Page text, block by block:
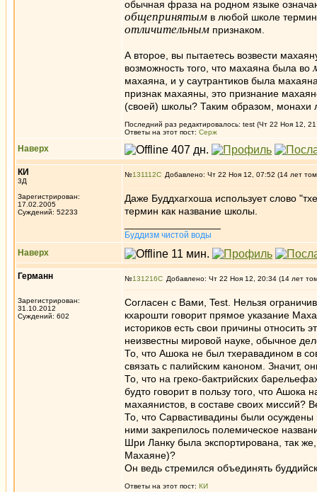
обычная фраза на родном языке
общепринятым в любой школе
отличительным признаком.
А второе, вы пытаетесь возвести
возможность того, что махаяна была во
махаяна, и у саутрантиков была
признак махаяны, это признание
(своей) школы? Таким образом, монахи
Последний раз редактировалось: test (Чт 22 Ноя 12,
Ответы на этот пост: Серж
Наверх
КИ
3Д
Зарегистрирован:
17.02.2005
Суждений: 52233
№131112 Добавлено: Чт 22 Ноя 12, 07:52 (14 лет
Даже Буддхагхоша использует слово
термин как название школы.
Буддизм чистой воды
Наверх
Германн
Зарегистрирован:
31.10.2012
Суждений: 602
№131216 Добавлено: Чт 22 Ноя 12, 20:34 (14 лет
Согласен с Вами, Test. Нельзя
кхарошти говорит прямое указание
историков есть свои причины относить
неизвестны мировой науке, обычное
То, что Ашока не был тхеравадином в
связать с палийским каноном. Значит,
То, что на греко-бактрийских
будто говорит в пользу того, что Ашока
махаянистов, в составе своих миссий?
То, что Сарвастивадины были
ними закрепилось полемическое
Шри Ланку была экспортирована, так
Махаяне)?
Он ведь стремился объединять
Ответы на этот пост: КИ